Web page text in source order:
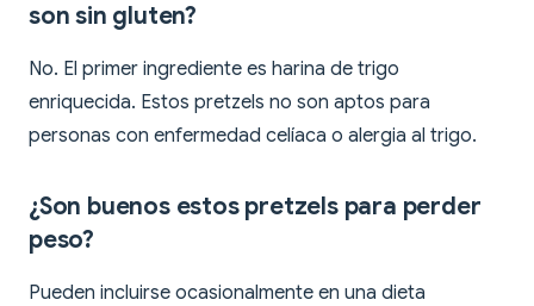
son sin gluten?
No. El primer ingrediente es harina de trigo
enriquecida. Estos pretzels no son aptos para
personas con enfermedad celíaca o alergia al trigo.
¿Son buenos estos pretzels para perder
peso?
Pueden incluirse ocasionalmente en una dieta